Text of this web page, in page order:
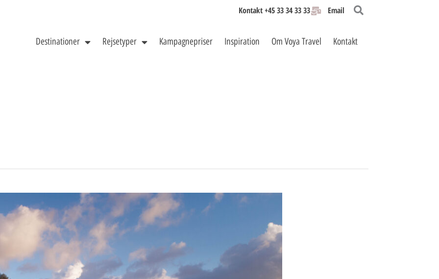
Kontakt +45 33 34 33 33 Email
Destinationer Rejsetyper Kampagnepriser Inspiration Om Voya Travel Kontakt